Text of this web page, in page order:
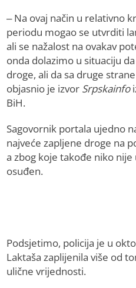
– Na ovaj način u relativno
periodu mogao se utvrditi
ali se nažalost na ovakav
onda dolazimo u situaciju
droge, ali da sa druge
objasnio je izvor Srpskainfo
BiH.
Sagovornik portala ujedno
najveće zapljene droge na
a zbog koje takođe niko
osuđen.
Podsjetimo, policija je u
Laktaša zaplijenila više od
ulične vrijednosti.